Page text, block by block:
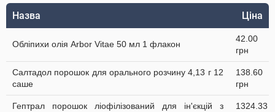
Назва Ціна
Обліпихи олія Arbor Vitae 50 мл 1 флакон
42.00
грн
Салтадол порошок для орального розчину 4,13 г 12
саше
138.60
грн
Гептрал порошок ліофілізований для ін'єкцій з
1324.33